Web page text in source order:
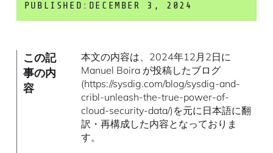
PUBLISHED: DECEMBER 3, 2024
この記
事の内
容
本文の内容は、2024年12月2日に
Manuel Boira が投稿したブログ
(https://sysdig.com/blog/sysdig-and-
cribl-unleash-the-true-power-of-
cloud-security-data/)を元に日本語に翻
訳・再構成した内容となっておりま
す。